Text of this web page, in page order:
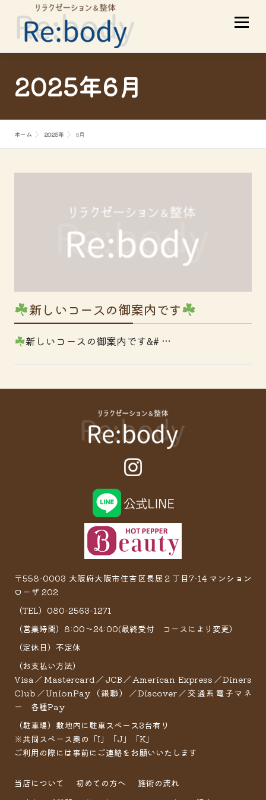
ン
キ
メニュ
当店について 初めての方へ
サービスメニュー スタッフ紹介
2025年6月
ホーム 2025年 6月
新しいコースの御案内です
新しいコースの御案内です&# …
〒558-0003 大阪府大阪市住吉区長居２丁目7−14 マンション
ローザ 202
（TEL）080-2563-1271
（営業時間）8:00～24:00(最終受付 コースにより変更）
（定休日）不定休
（お支払い方法）
Visa／Mastercard／JCB／American Express／Diners
Club／UnionPay（銀聯）／Discover／交通系電子マネ
ー 各種Pay
（駐車場）敷地内に駐車スペース3台有り
※共同スペース奥の「I」「J」「K」
ご利用の際には事前にご連絡をお願いいたします
当店について 初めての方へ
施術の流れ